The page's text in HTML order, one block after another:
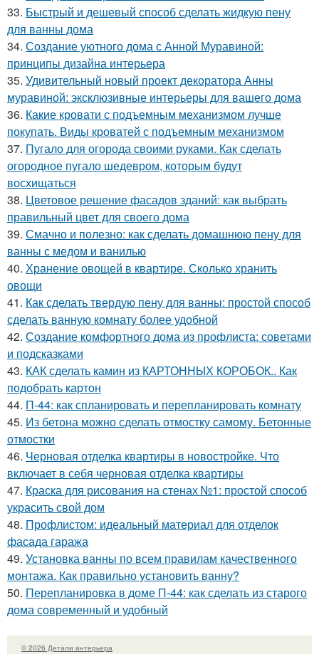
33. Быстрый и дешевый способ сделать жидкую пену
для ванны дома
34. Создание уютного дома с Анной Муравиной:
принципы дизайна интерьера
35. Удивительный новый проект декоратора Анны
муравиной: эксклюзивные интерьеры для вашего дома
36. Какие кровати с подъемным механизмом лучше
покупать. Виды кроватей с подъемным механизмом
37. Пугало для огорода своими руками. Как сделать
огородное пугало шедевром, которым будут
восхищаться
38. Цветовое решение фасадов зданий: как выбрать
правильный цвет для своего дома
39. Смачно и полезно: как сделать домашнюю пену для
ванны с медом и ванилью
40. Хранение овощей в квартире. Сколько хранить
овощи
41. Как сделать твердую пену для ванны: простой способ
сделать ванную комнату более удобной
42. Создание комфортного дома из профлиста: советами
и подсказками
43. КАК сделать камин из КАРТОННЫХ КОРОБОК.. Как
подобрать картон
44. П-44: как спланировать и перепланировать комнату
45. Из бетона можно сделать отмостку самому. Бетонные
отмостки
46. Черновая отделка квартиры в новостройке. Что
включает в себя черновая отделка квартиры
47. Краска для рисования на стенах №1: простой способ
украсить свой дом
48. Профлистом: идеальный материал для отделок
фасада гаража
49. Установка ванны по всем правилам качественного
монтажа. Как правильно установить ванну?
50. Перепланировка в доме П-44: как сделать из старого
дома современный и удобный
© 2026 Детали интерьера